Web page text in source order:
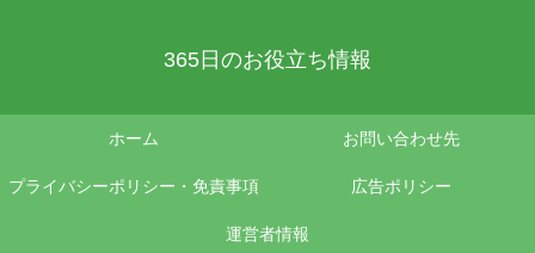
365日のお役立ち情報
ホーム お問い合わせ先
プライバシーポリシー・免責事項 広告ポリシー
運営者情報